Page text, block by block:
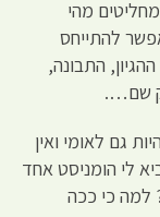
מהי
להתייחס
התבונה,
שם….
גם לאומי ואין
לי הומניסט אחד
למה כי ככה